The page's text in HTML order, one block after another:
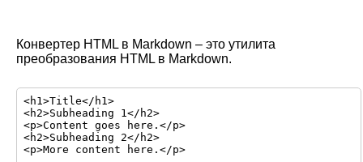
Конвертер HTML в Markdown – это утилита
преобразования HTML в Markdown.